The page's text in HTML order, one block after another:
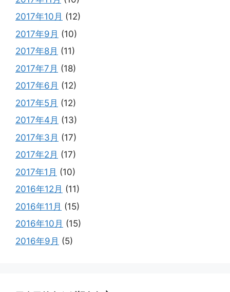
2017年10月 (12)
2017年9月 (10)
2017年8月 (11)
2017年7月 (18)
2017年6月 (12)
2017年5月 (12)
2017年4月 (13)
2017年3月 (17)
2017年2月 (17)
2017年1月 (10)
2016年12月 (11)
2016年11月 (15)
2016年10月 (15)
2016年9月 (5)